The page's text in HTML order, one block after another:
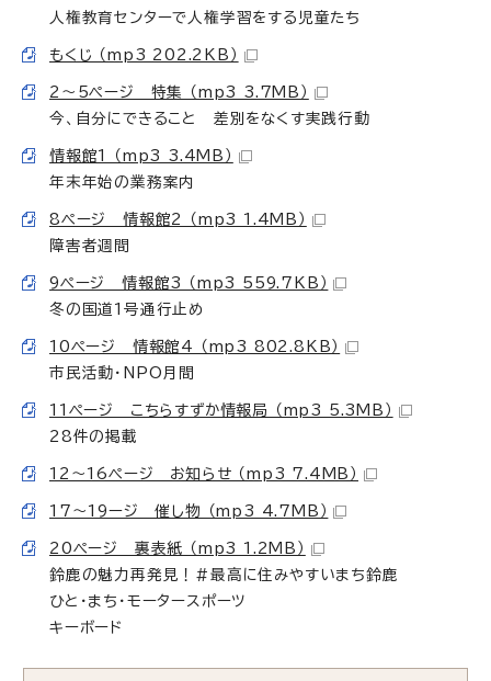
人権教育センターで人権学習をする児童たち
もくじ （mp3 202.2KB）
2～5ページ 特集 （mp3 3.7MB）
今、自分にできること 差別をなくす実践行動
情報館1 （mp3 3.4MB）
年末年始の業務案内
8ページ 情報館2 （mp3 1.4MB）
障害者週間
9ページ 情報館3 （mp3 559.7KB）
冬の国道1号通行止め
10ページ 情報館4 （mp3 802.8KB）
市民活動・NPO月間
11ページ こちらすずか情報局 （mp3 5.3MB）
28件の掲載
12～16ページ お知らせ （mp3 7.4MB）
17～19ージ 催し物 （mp3 4.7MB）
20ページ 裏表紙 （mp3 1.2MB）
鈴鹿の魅力再発見！#最高に住みやすいまち鈴鹿
ひと・まち・モータースポーツ
キーボード